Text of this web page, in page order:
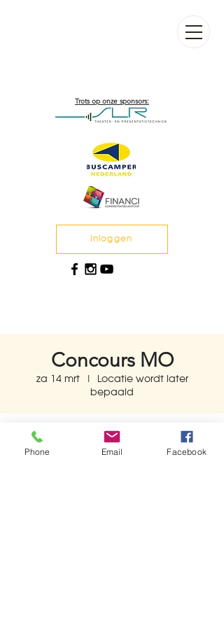
Inloggen
Trots op onze sponsors:
Concours MO
za 14 mrt
  |
Locatie wordt later
bepaald
Tijd en locatie
Phone Email Facebook